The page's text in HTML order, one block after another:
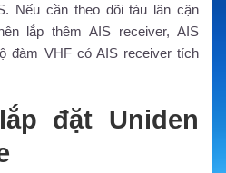
Nếu cần theo dõi tàu lân cận
lắp thêm AIS receiver, AIS
đàm VHF có AIS receiver tích
đặt Uniden